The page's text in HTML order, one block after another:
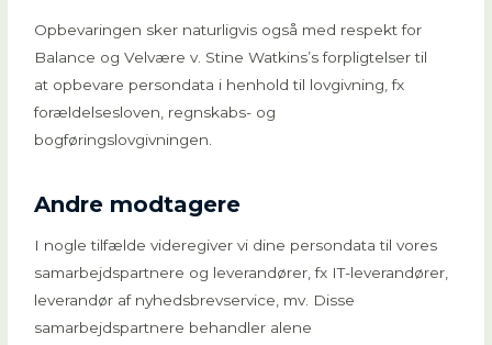
Opbevaringen sker naturligvis også med respekt for
Balance og Velvære v. Stine Watkins’s forpligtelser til
at opbevare persondata i henhold til lovgivning, fx
forældelsesloven, regnskabs- og
bogføringslovgivningen.
Andre modtagere
I nogle tilfælde videregiver vi dine persondata til vores
samarbejdspartnere og leverandører, fx IT-leverandører,
leverandør af nyhedsbrevservice, mv. Disse
samarbejdspartnere behandler alene